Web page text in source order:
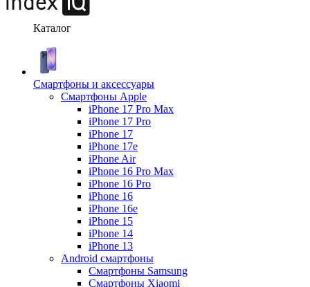
Каталог
Смартфоны и аксессуары
Смартфоны Apple
iPhone 17 Pro Max
iPhone 17 Pro
iPhone 17
iPhone 17e
iPhone Air
iPhone 16 Pro Max
iPhone 16 Pro
iPhone 16
iPhone 16e
iPhone 15
iPhone 14
iPhone 13
Android cмартфоны
Смартфоны Samsung
Смартфоны Xiaomi